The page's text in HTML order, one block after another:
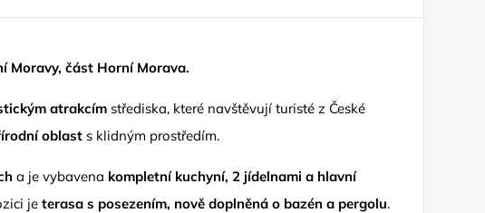
Moravy, část Horní Morava.
atrakcím střediska, které navštěvují turisté z České
oblast s klidným prostředím.
a je vybavena kompletní kuchyní, 2 jídelnami a hlavní
jeterasa s posezením, nově doplněná o bazén a pergolu.